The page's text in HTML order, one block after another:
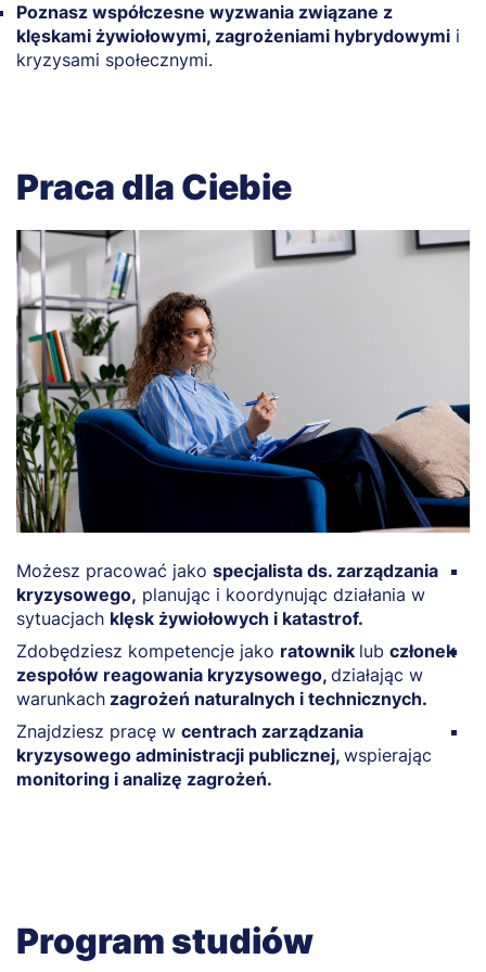
Poznasz współczesne wyzwania związane z
klęskami żywiołowymi, zagrożeniami hybrydowymi i
kryzysami społecznymi.
Praca dla Ciebie
Możesz pracować jako specjalista ds. zarządzania
kryzysowego, planując i koordynując działania w
sytuacjach klęsk żywiołowych i katastrof.
Zdobędziesz kompetencje jako ratownik lub członek
zespołów reagowania kryzysowego, działając w
warunkach zagrożeń naturalnych i technicznych.
Znajdziesz pracę w centrach zarządzania
kryzysowego administracji publicznej, wspierając
monitoring i analizę zagrożeń.
Program studiów